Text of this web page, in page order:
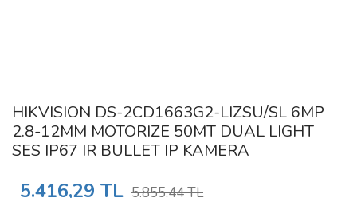
HIKVISION DS-2CD1663G2-LIZSU/SL 6MP
2.8-12MM MOTORIZE 50MT DUAL LIGHT
SES IP67 IR BULLET IP KAMERA
5.416,29 TL 5.855,44 TL